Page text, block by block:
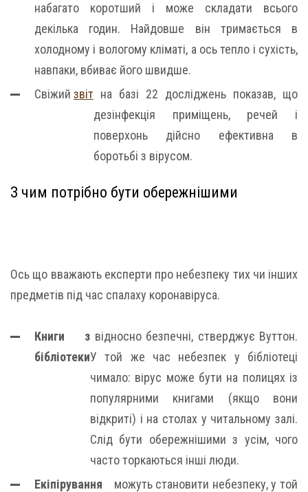
набагато коротший і може складати всього
декілька годин. Найдовше він тримається в
холодному і вологому кліматі, а ось тепло і сухість,
навпаки, вбиває його швидше.
Свіжий звіт на базі 22 досліджень показав, що
дезінфекція приміщень, речей і
поверхонь дійсно ефективна в
боротьбі з вірусом.
З чим потрібно бути обережнішими
Ось що вважають експерти про небезпеку тих чи інших
предметів під час спалаху коронавіруса.
Книги з
бібліотеки
відносно безпечні, стверджує Вуттон.
У той же час небезпек у бібліотеці
чимало: вірус може бути на полицях із
популярними книгами (якщо вони
відкриті) і на столах у читальному залі.
Слід бути обережнішими з усім, чого
часто торкаються інші люди.
Екіпірування
можуть становити небезпеку, у той